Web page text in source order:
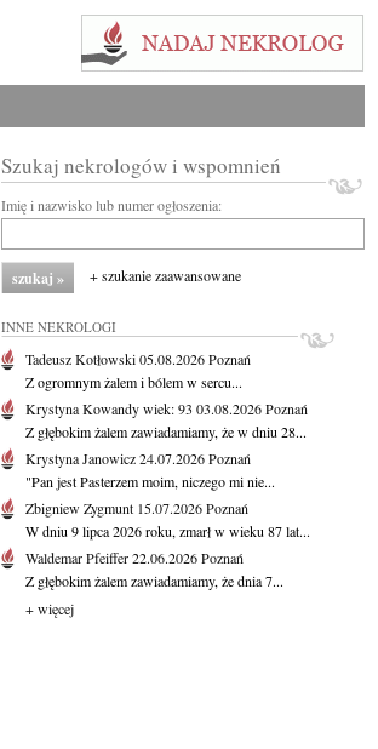
Szukaj nekrologów i wspomnień
Imię i nazwisko lub numer ogłoszenia:
+ szukanie zaawansowane
INNE NEKROLOGI
Tadeusz Kotłowski05.08.2026Poznań
Z ogromnym żalem i bólem w sercu...
Krystyna Kowandywiek: 93 03.08.2026Poznań
Z głębokim żalem zawiadamiamy, że w dniu 28...
Krystyna Janowicz24.07.2026Poznań
"Pan jest Pasterzem moim, niczego mi nie...
Zbigniew Zygmunt 15.07.2026Poznań
W dniu 9 lipca 2026 roku, zmarł w wieku 87 lat...
Waldemar Pfeiffer22.06.2026Poznań
Z głębokim żalem zawiadamiamy, że dnia 7...
+ więcej